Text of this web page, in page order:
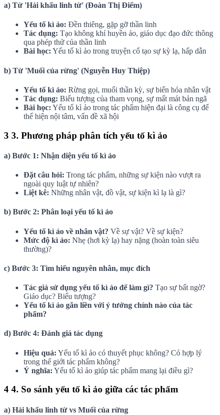
a) Từ 'Hải khẩu linh từ' (Đoàn Thị Điểm)
Yếu tố kì ảo: Đền thiêng, gặp gỡ thần linh
Tác dụng: Tạo không khí huyền ảo, giáo dục đạo đức thông
qua phép thử của thần linh
Bài học: Yếu tố kì ảo trong truyện cổ tạo sự kỳ lạ, hấp dẫn
b) Từ 'Muối của rừng' (Nguyễn Huy Thiệp)
Yếu tố kì ảo: Rừng gọi, muối thần kỳ, sự biến hóa nhân vật
Tác dụng: Biểu tượng của tham vọng, sự mất mát bản ngã
Bài học: Yếu tố kì ảo trong tác phẩm hiện đại là công cụ để
thể hiện nội tâm, vấn đề xã hội
3 3. Phương pháp phân tích yếu tố kì ảo
a) Bước 1: Nhận diện yếu tố kì ảo
Đặt câu hỏi: Trong tác phẩm, những sự kiện nào vượt ra
ngoài quy luật tự nhiên?
Liệt kê: Những nhân vật, đồ vật, sự kiện kì lạ là gì?
b) Bước 2: Phân loại yếu tố kì ảo
Yếu tố kì ảo về nhân vật? Về sự vật? Về sự kiện?
Mức độ kì ảo: Nhẹ (hơi kỳ lạ) hay nặng (hoàn toàn siêu
thường)?
c) Bước 3: Tìm hiểu nguyên nhân, mục đích
Tác giả sử dụng yếu tố kì ảo để làm gì? Tạo sự bất ngờ?
Giáo dục? Biểu tượng?
Yếu tố kì ảo gắn liền với ý tưởng chính nào của tác
phẩm?
d) Bước 4: Đánh giá tác dụng
Hiệu quả: Yếu tố kì ảo có thuyết phục không? Có hợp lý
trong thế giới tác phẩm không?
Ý nghĩa: Yếu tố kì ảo giúp tác phẩm mang lại điều gì?
4 4. So sánh yếu tố kì ảo giữa các tác phẩm
a) Hải khẩu linh từ vs Muối của rừng